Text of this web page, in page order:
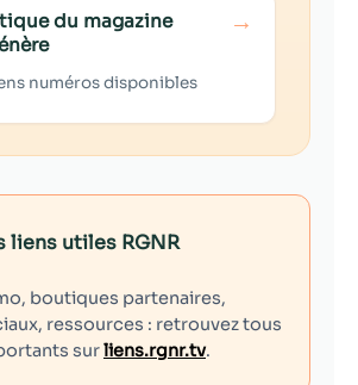
du magazine
numéros disponibles
→
liens utiles RGNR
boutiques partenaires,
ressources : retrouvez tous
surliens.rgnr.tv.